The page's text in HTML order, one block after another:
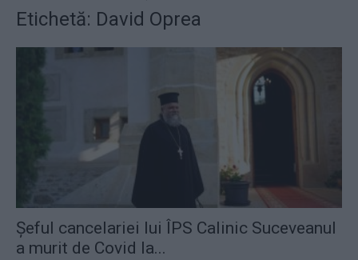
Etichetă: David Oprea
Șeful cancelariei lui ÎPS Calinic Suceveanul
a murit de Covid la...